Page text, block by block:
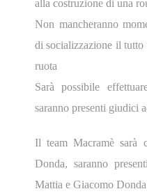
alla costruzione di una
Non mancheranno
di socializzazione il tutto
ruota
Sarà possibile
saranno presenti giudici
Il team Macramè sarà
Donda, saranno
Mattia e Giacomo